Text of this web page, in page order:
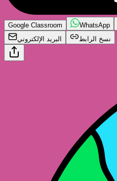
Google Classroom WhatsApp
البريد الإلكتروني
نسخ الرابط